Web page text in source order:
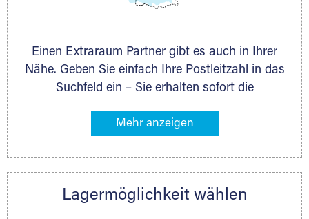
Einen Extraraum Partner gibt es auch in Ihrer
Nähe. Geben Sie einfach Ihre Postleitzahl in das
Suchfeld ein – Sie erhalten sofort die
Lagermöglichkeiten in Ihrer Nähe. An zahlreichen
direkt online mieten. Gibt es Extraraum noch
nächstgelegenen Partner und besprechen alles
Lagermöglichkeit wählen